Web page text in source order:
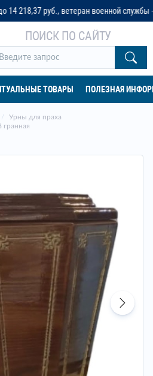
руб., ветеран военной службы - до
ПОИСК ПО САЙТУ
ТОВАРЫ ПОЛЕЗНАЯ
Урны для праха
гранная